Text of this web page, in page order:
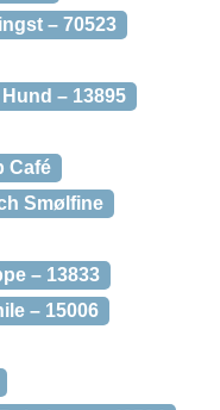
– 70523
– 13895
Café
Smølfine
– 13833
– 15006